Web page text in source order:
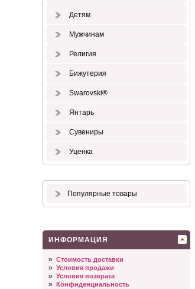
Детям
Мужчинам
Религия
Бижутерия
Swarovski®
Янтарь
Сувениры
Уценка
Популярные товары
ИНФОРМАЦИЯ
» Стоимость доставки
» Условия продажи
» Условия возврата
» Конфиденциальность